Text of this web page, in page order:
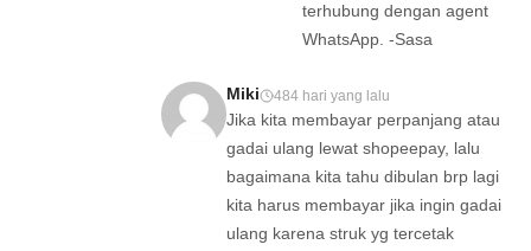
terhubung dengan agent
WhatsApp. -Sasa
Miki 484 hari yang lalu
Jika kita membayar perpanjang atau
gadai ulang lewat shopeepay, lalu
bagaimana kita tahu dibulan brp lagi
kita harus membayar jika ingin gadai
ulang karena struk yg tercetak